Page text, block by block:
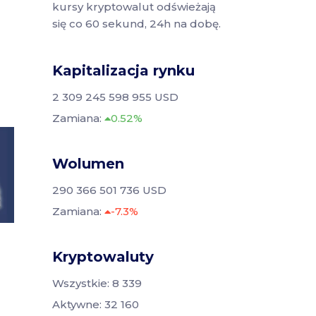
kursy kryptowalut odświeżają
się co 60 sekund, 24h na dobę.
Kapitalizacja rynku
2 309 245 598 955 USD
Zamiana:
0.52%
Wolumen
290 366 501 736 USD
Zamiana:
-7.3%
Kryptowaluty
Wszystkie: 8 339
Aktywne: 32 160